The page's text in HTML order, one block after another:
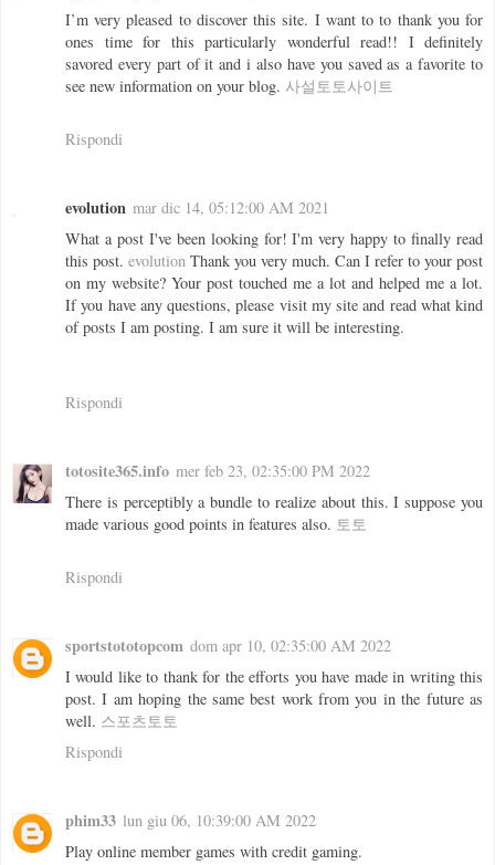
I’m very pleased to discover this site. I want to to thank you for
ones time for this particularly wonderful read!! I definitely
savored every part of it and i also have you saved as a favorite to
see new information on your blog. 사설토토사이트
Rispondi
evolution mar dic 14, 05:12:00 AM 2021
What a post I've been looking for! I'm very happy to finally read
this post. evolution Thank you very much. Can I refer to your post
on my website? Your post touched me a lot and helped me a lot.
If you have any questions, please visit my site and read what kind
of posts I am posting. I am sure it will be interesting.
Rispondi
totosite365.info mer feb 23, 02:35:00 PM 2022
There is perceptibly a bundle to realize about this. I suppose you
made various good points in features also. 토토
Rispondi
sportstototopcom dom apr 10, 02:35:00 AM 2022
I would like to thank for the efforts you have made in writing this
post. I am hoping the same best work from you in the future as
well. 스포츠토토
Rispondi
phim33 lun giu 06, 10:39:00 AM 2022
Play online member games with credit gaming.